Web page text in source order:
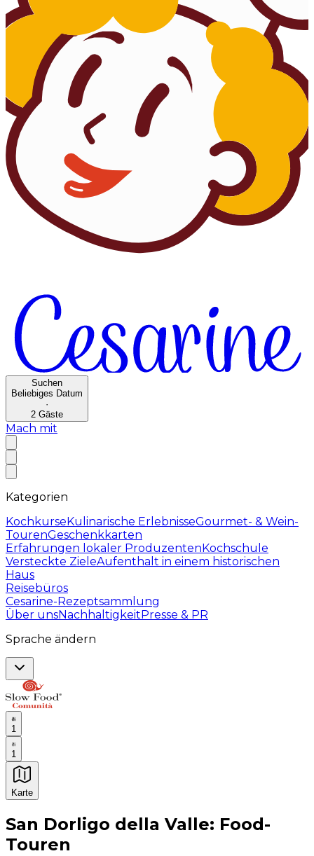
Suchen
Beliebiges Datum
·
2 Gäste
Mach mit
Kategorien
KochkurseKulinarische ErlebnisseGourmet- & Wein-
TourenGeschenkkarten
Erfahrungen lokaler ProduzentenKochschule
Versteckte ZieleAufenthalt in einem historischen
Haus
Reisebüros
Cesarine-Rezeptsammlung
Über unsNachhaltigkeitPresse & PR
Sprache ändern
1
1
Karte
Unvergessliche kulinarische Erlebnisse:
San Dorligo della Valle: Food-
Touren